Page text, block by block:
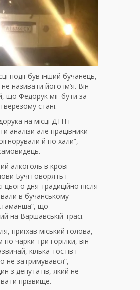
події був інший бучанець,
називати його ім’я. Він
що Федорук міг бути за
стані.
на місці ДТП і
аналізи але працівники
й поїхали”, –
алкоголь в крові
Бучі говорять і
цього дня традиційно після
в бучанському
що
на Варшавській трасі.
приїхав міський голова,
чарки три горілки, він
кілька тостів і
не затримувався”, –
з депутатів, який не
прізвище.